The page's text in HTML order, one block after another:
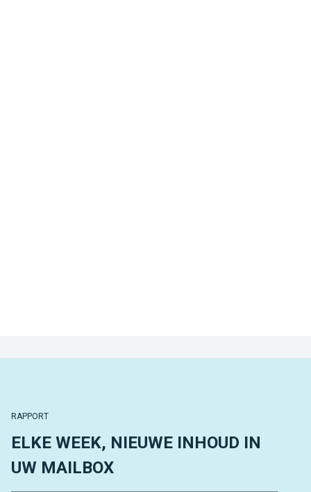
RAPPORT
ELKE WEEK, NIEUWE INHOUD IN
UW MAILBOX